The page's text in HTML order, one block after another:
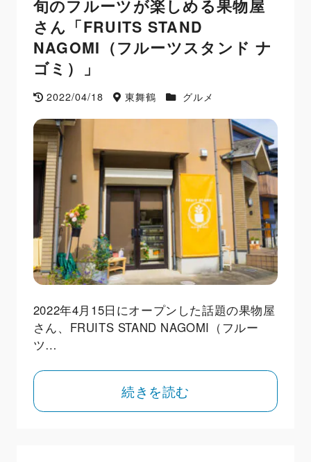
旬のフルーツが楽しめる果物屋
さん「FRUITS STAND
NAGOMI（フルーツスタンド ナ
ゴミ）」
2022/04/18 東舞鶴 グルメ
2022年4月15日にオープンした話題の果物屋
さん、FRUITS STAND NAGOMI（フルー
ツ…
続きを読む